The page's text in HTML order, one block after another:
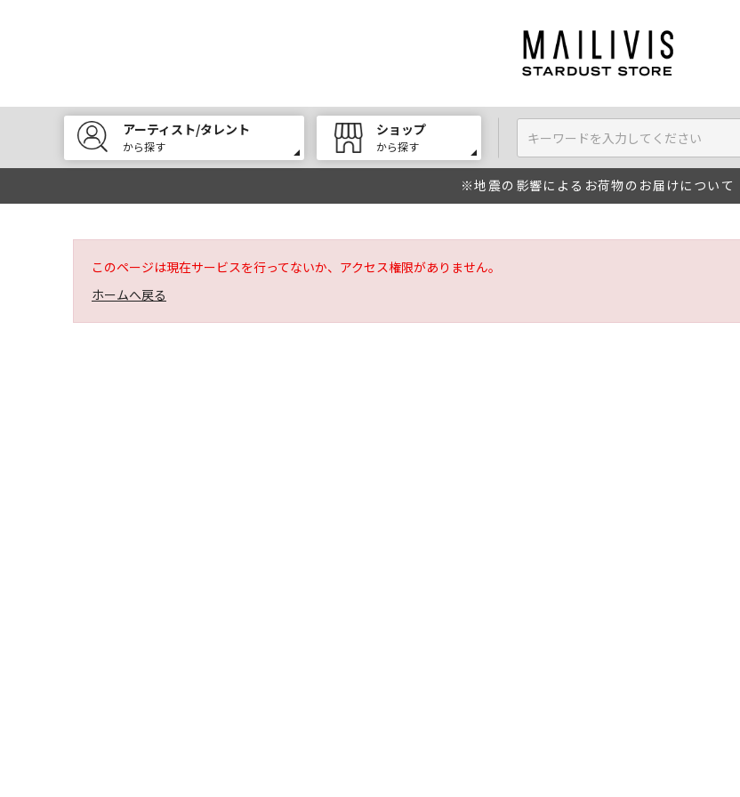
アーティスト/タレント
から探す
ショップ
から探す
※地震の影響によるお荷物のお届けについて
このページは現在サービスを行ってないか、アクセス権限がありません。
ホームへ戻る